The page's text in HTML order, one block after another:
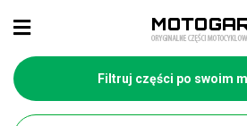
Filtruj części po swoim